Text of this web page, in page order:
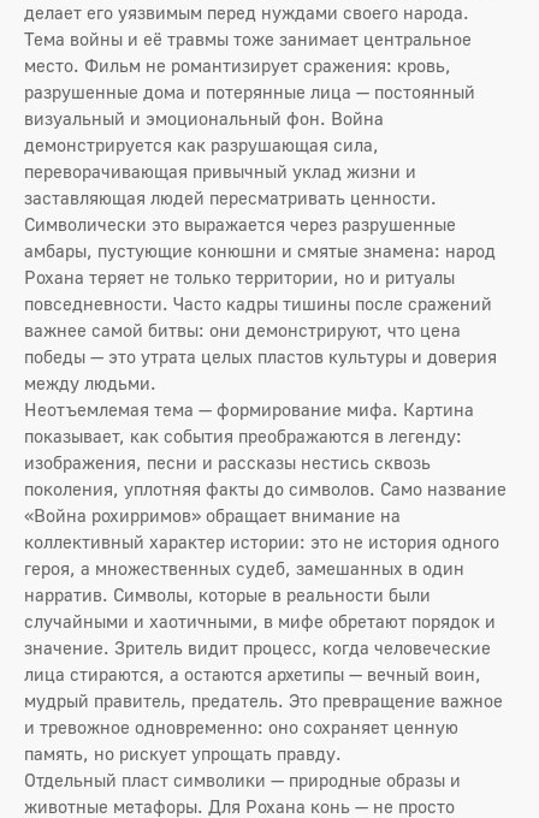
делает его уязвимым перед нуждами своего народа.
Тема войны и её травмы тоже занимает центральное
место. Фильм не романтизирует сражения: кровь,
разрушенные дома и потерянные лица — постоянный
визуальный и эмоциональный фон. Война
демонстрируется как разрушающая сила,
переворачивающая привычный уклад жизни и
заставляющая людей пересматривать ценности.
Символически это выражается через разрушенные
амбары, пустующие конюшни и смятые знамена: народ
Рохана теряет не только территории, но и ритуалы
повседневности. Часто кадры тишины после сражений
важнее самой битвы: они демонстрируют, что цена
победы — это утрата целых пластов культуры и доверия
между людьми.
Неотъемлемая тема — формирование мифа. Картина
показывает, как события преображаются в легенду:
изображения, песни и рассказы нестись сквозь
поколения, уплотняя факты до символов. Само название
«Война рохирримов» обращает внимание на
коллективный характер истории: это не история одного
героя, а множественных судеб, замешанных в один
нарратив. Символы, которые в реальности были
случайными и хаотичными, в мифе обретают порядок и
значение. Зритель видит процесс, когда человеческие
лица стираются, а остаются архетипы — вечный воин,
мудрый правитель, предатель. Это превращение важное
и тревожное одновременно: оно сохраняет ценную
память, но рискует упрощать правду.
Отдельный пласт символики — природные образы и
животные метафоры. Для Рохана конь — не просто